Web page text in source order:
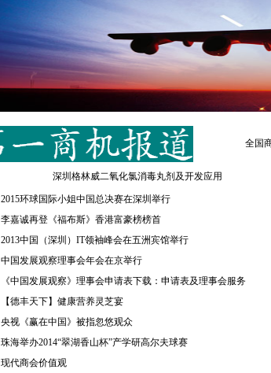
全国
深圳格林威二氧化氯消毒丸剂及开发应用
2015环球国际小姐中国总决赛在深圳举行
李嘉诚再登《福布斯》香港富豪榜榜首
2013中国（深圳）IT领袖峰会在五洲宾馆举行
中国发展观察理事会年会在京举行
《中国发展观察》理事会申请表下载：申请表及理事会服务
【德丰天下】健康营养灵芝宴
央视《赢在中国》被指忽悠观众
珠海举办2014“翠湖香山杯”产学研高尔夫球赛
现代商会价值观